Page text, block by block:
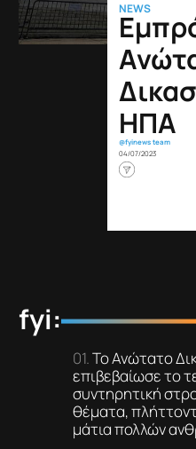
NEWS
ΗΠΑ
@fyinews team
04/07/2023
fyi:
Το Ανώτατο
επιβεβαίωσε το
συντηρητική
θέματα,
μάτια πολλών